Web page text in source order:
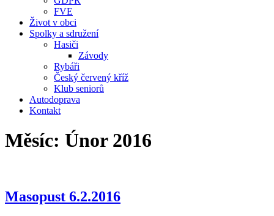
FVE
Život v obci
Spolky a sdružení
Hasiči
Závody
Rybáři
Český červený kříž
Klub seniorů
Autodoprava
Kontakt
Měsíc: Únor 2016
Masopust 6.2.2016